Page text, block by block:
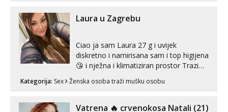
Laura u Zagrebu
Ciao ja sam Laura 27 g i uvijek
diskretno i namirisana sam i top higijena
😘 i nježna i klimatiziran prostor Trazim
Pusenje i gutanje sperme Erotsko rublje
tijelu Iskljucivo neradim analni !!! I
Kategorija: Sex Ženska osoba traži mušku osobu
Vatrena ‎️‍🔥 crvenokosa Natali (21)